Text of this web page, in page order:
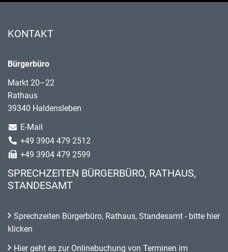
KONTAKT
Bürgerbüro
Markt 20–22
Rathaus
39340 Haldensleben
E-Mail
+49 3904 479 2512
+49 3904 479 2599
SPRECHZEITEN BÜRGERBÜRO, RATHAUS,
STANDESAMT
Sprechzeiten Bürgerbüro, Rathaus, Standesamt - bitte hier
klicken
Hier geht es zur Onlinebuchung von Terminen im